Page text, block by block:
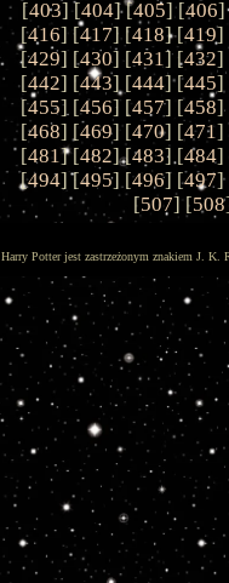
[403] [404] [405] [406]
[416] [417] [418] [419]
[429] [430] [431] [432]
[442] [443] [444] [445]
[455] [456] [457] [458]
[468] [469] [470] [471]
[481] [482] [483] [484]
[494] [495] [496] [497]
[507] [508
Harry Potter jest zastrzeżonym znakiem J. K.